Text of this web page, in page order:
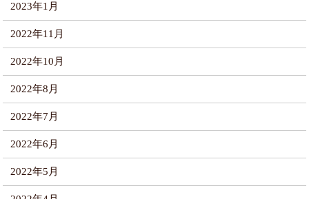
2023年1月
2022年11月
2022年10月
2022年8月
2022年7月
2022年6月
2022年5月